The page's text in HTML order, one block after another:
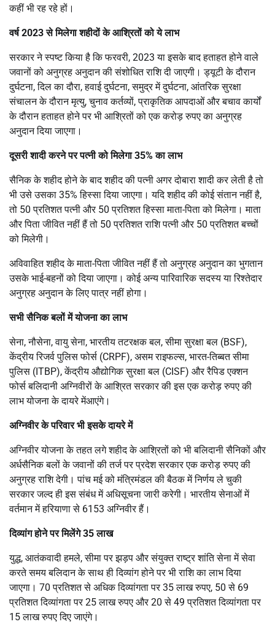
कहीं भी रह रहे हों।
वर्ष 2023 से मिलेगा शहीदों के आश्रितों को ये लाभ
सरकार ने स्पष्ट किया है कि फरवरी, 2023 या इसके बाद हताहत होने वाले
जवानों को अनुग्रह अनुदान की संशोधित राशि दी जाएगी। ड्यूटी के दौरान
दुर्घटना, दिल का दौरा, हवाई दुर्घटना, समुद्र में दुर्घटना, आंतरिक सुरक्षा
संचालन के दौरान मृत्यु, चुनाव कर्तव्यों, प्राकृतिक आपदाओं और बचाव कार्यों
के दौरान हताहत होने पर भी आश्रितों को एक करोड़ रुपए का अनुग्रह
अनुदान दिया जाएगा।
दूसरी शादी करने पर पत्नी को मिलेगा 35% का लाभ
सैनिक के शहीद होने के बाद शहीद की पत्नी अगर दोबारा शादी कर लेती है तो
भी उसे उसका 35% हिस्सा दिया जाएगा। यदि शहीद की कोई संतान नहीं है,
तो 50 प्रतिशत पत्नी और 50 प्रतिशत हिस्सा माता-पिता को मिलेगा। माता
और पिता जीवित नहीं हैं तो 50 प्रतिशत राशि पत्नी और 50 प्रतिशत बच्चों
को मिलेगी।
अविवाहित शहीद के माता-पिता जीवित नहीं हैं तो अनुग्रह अनुदान का भुगतान
उसके भाई-बहनों को दिया जाएगा। कोई अन्य पारिवारिक सदस्य या रिश्तेदार
अनुग्रह अनुदान के लिए पात्र नहीं होगा।
सभी सैनिक बलों में योजना का लाभ
सेना, नौसेना, वायु सेना, भारतीय तटरक्षक बल, सीमा सुरक्षा बल (BSF),
केंद्रीय रिजर्व पुलिस फोर्स (CRPF), असम राइफल्स, भारत-तिब्बत सीमा
पुलिस (ITBP), केंद्रीय औद्योगिक सुरक्षा बल (CISF) और रैपिड एक्शन
फोर्स बलिदानी अग्निवीरों के आश्रित सरकार की इस एक करोड़ रुपए की
लाभ योजना के दायरे मेंआएंगे।
अग्निवीर के परिवार भी इसके दायरे में
अग्निवीर योजना के तहत लगे शहीद के आश्रितों को भी बलिदानी सैनिकों और
अर्धसैनिक बलों के जवानों की तर्ज पर प्रदेश सरकार एक करोड़ रुपए की
अनुग्रह राशि देगी। पांच मई को मंत्रिमंडल की बैठक में निर्णय ले चुकी
सरकार जल्द ही इस संबंध में अधिसूचना जारी करेगी। भारतीय सेनाओं में
वर्तमान में हरियाणा से 6153 अग्निवीर हैं।
दिव्यांग होने पर मिलेंगे 35 लाख
युद्ध, आतंकवादी हमले, सीमा पर झड़प और संयुक्त राष्ट्र शांति सेना में सेवा
करते समय बलिदान के साथ ही दिव्यांग होने पर भी राशि का लाभ दिया
जाएगा। 70 प्रतिशत से अधिक दिव्यांगता पर 35 लाख रुपए, 50 से 69
प्रतिशत दिव्यांगता पर 25 लाख रुपए और 20 से 49 प्रतिशत दिव्यांगता पर
15 लाख रुपए दिए जाएंगे।